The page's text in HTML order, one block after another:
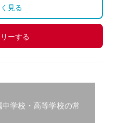
見る
ーする
学校・高等学校の常